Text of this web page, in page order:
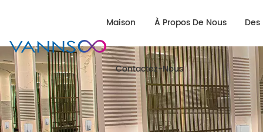
Maison À Propos De Nous
Contactez-Nous